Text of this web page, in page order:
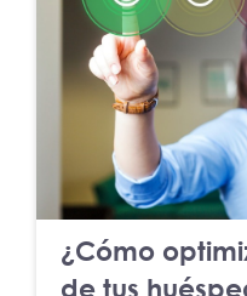
¿Cómo
de tus